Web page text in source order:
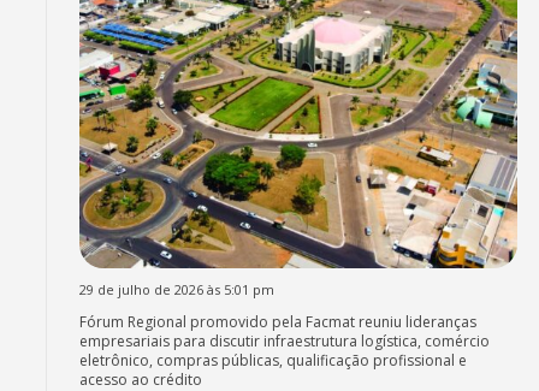
29 de julho de 2026 às 5:01 pm
Fórum Regional promovido pela Facmat reuniu lideranças
empresariais para discutir infraestrutura logística, comércio
eletrônico, compras públicas, qualificação profissional e
acesso ao crédito